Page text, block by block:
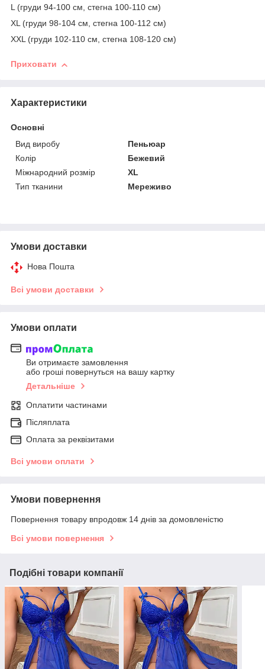
L (груди 94-100 см, стегна 100-110 см)
XL (груди 98-104 см, стегна 100-112 см)
XXL (груди 102-110 см, стегна 108-120 см)
Приховати
Характеристики
Основні
Вид виробу
Пеньюар
Колір
Бежевий
Міжнародний розмір
XL
Тип тканини
Мереживо
Умови доставки
Нова Пошта
Всі умови доставки
Умови оплати
Ви отримаєте замовлення
або гроші повернуться на вашу картку
Детальніше
Оплатити частинами
Післяплата
Оплата за реквізитами
Всі умови оплати
Умови повернення
Повернення товару впродовж 14 днів за домовленістю
Всі умови повернення
Подібні товари компанії